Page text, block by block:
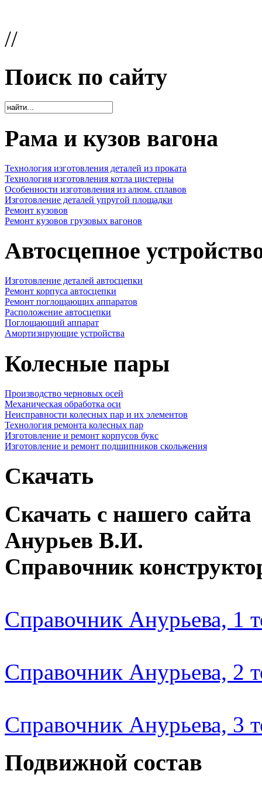
//
Поиск по сайту
Рама и кузов вагона
Технология изготовления деталей из проката
Технология изготовления котла цистерны
Особенности изготовления из алюм. сплавов
Изготовление деталей упругой площадки
Ремонт кузовов
Ремонт кузовов грузовых вагонов
Автосцепное
Изготовление деталей автосцепки
Ремонт корпуса автосцепки
Ремонт поглощающих аппаратов
Расположение автосцепки
Поглощающий аппарат
Амортизирующие устройства
Колесные пары
Производство черновых осей
Механическая обработка оси
Неисправности колесных пар и их элементов
Технология ремонта колесных пар
Изготовление и ремонт корпусов букс
Изготовление и ремонт подшипников скольжения
Скачать
Скачать с нашего сайта
Анурьев В.И.
Справочник
Справочник Анурьева, 1
Справочник Анурьева, 2
Справочник Анурьева, 3
Подвижной состав